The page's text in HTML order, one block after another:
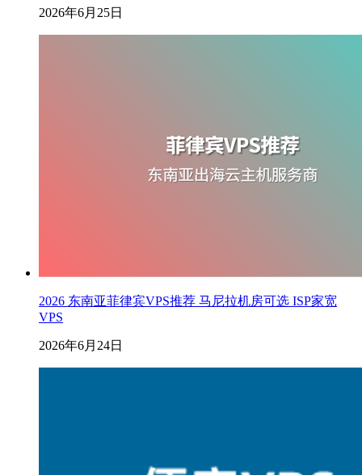
2026年6月25日
2026 东南亚菲律宾VPS推荐 马尼拉机房可选 ISP家宽
VPS
2026年6月24日